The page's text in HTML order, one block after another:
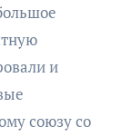
и
союзу со